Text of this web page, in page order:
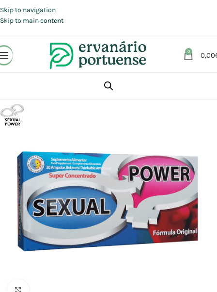
Skip to navigation
Skip to main content
0 0,00
Suplementos alimentares